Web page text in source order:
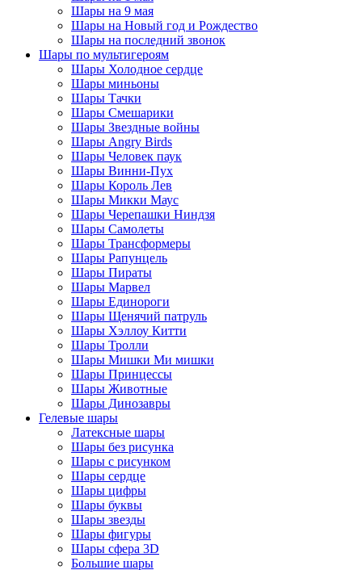
Шары на 9 мая
Шары на Новый год и Рождество
Шары на последний звонок
Шары по мультигероям
Шары Холодное сердце
Шары миньоны
Шары Тачки
Шары Смешарики
Шары Звездные войны
Шары Angry Birds
Шары Человек паук
Шары Винни-Пух
Шары Король Лев
Шары Микки Маус
Шары Черепашки Ниндзя
Шары Самолеты
Шары Трансформеры
Шары Рапунцель
Шары Пираты
Шары Марвел
Шары Единороги
Шары Щенячий патруль
Шары Хэллоу Китти
Шары Тролли
Шары Мишки Ми мишки
Шары Принцессы
Шары Животные
Шары Динозавры
Гелевые шары
Латексные шары
Шары без рисунка
Шары с рисунком
Шары сердце
Шары цифры
Шары буквы
Шары звезды
Шары фигуры
Шары сфера 3D
Большие шары